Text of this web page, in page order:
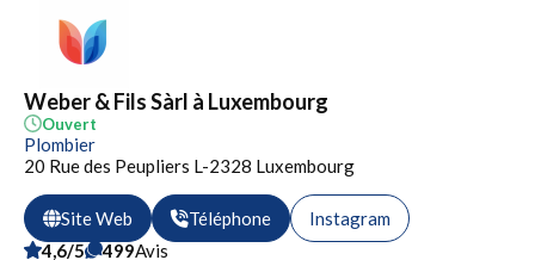
Weber & Fils Sàrl à Luxembourg
Ouvert
Plombier
20 Rue des Peupliers L-2328 Luxembourg
Site Web Téléphone
Instagram
4,6/5
499Avis